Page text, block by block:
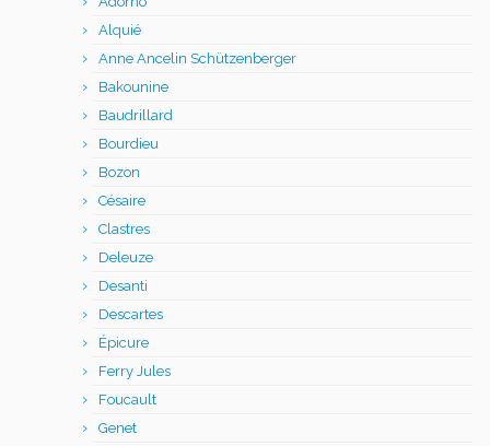
Alquié
Anne Ancelin Schützenberger
Bakounine
Baudrillard
Bourdieu
Bozon
Césaire
Clastres
Deleuze
Desanti
Descartes
Épicure
Ferry Jules
Foucault
Genet